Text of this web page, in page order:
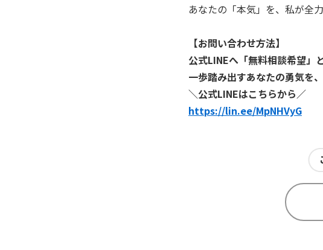
あなたの「本気」を、私が全
【お問い合わせ方法】
公式LINEへ「無料相談希望」
一歩踏み出すあなたの勇気を
＼公式LINEはこちらから／
https://lin.ee/MpNHVyG